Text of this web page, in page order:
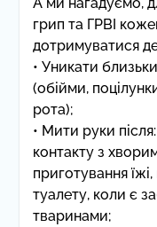
грип та ГРВІ
дотримуватися
• Уникати
(обійми,
рота);
• Мити руки
контакту з
приготування
туалету, коли є
тваринами;